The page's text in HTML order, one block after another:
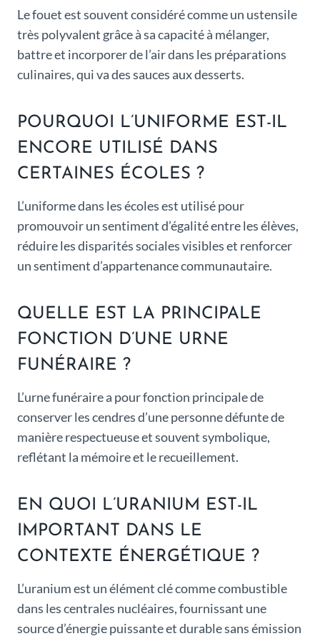
Le fouet est souvent considéré comme un ustensile
très polyvalent grâce à sa capacité à mélanger,
battre et incorporer de l’air dans les préparations
culinaires, qui va des sauces aux desserts.
POURQUOI L’UNIFORME EST-IL
ENCORE UTILISÉ DANS
CERTAINES ÉCOLES ?
L’uniforme dans les écoles est utilisé pour
promouvoir un sentiment d’égalité entre les élèves,
réduire les disparités sociales visibles et renforcer
un sentiment d’appartenance communautaire.
QUELLE EST LA PRINCIPALE
FONCTION D’UNE URNE
FUNÉRAIRE ?
L’urne funéraire a pour fonction principale de
conserver les cendres d’une personne défunte de
manière respectueuse et souvent symbolique,
reflétant la mémoire et le recueillement.
EN QUOI L’URANIUM EST-IL
IMPORTANT DANS LE
CONTEXTE ÉNERGÉTIQUE ?
L’uranium est un élément clé comme combustible
dans les centrales nucléaires, fournissant une
source d’énergie puissante et durable sans émission